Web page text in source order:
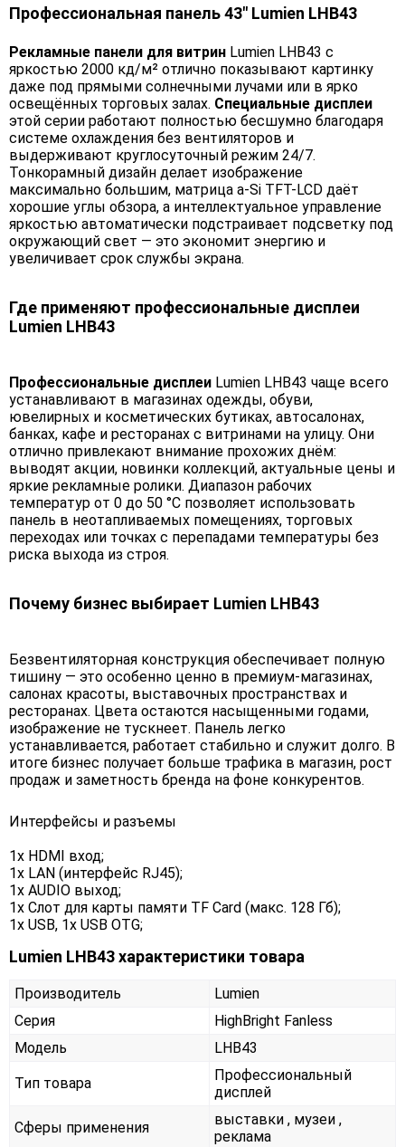
Профессиональная панель 43" Lumien LHB43
Рекламные панели для витрин Lumien LHB43 с
яркостью 2000 кд/м² отлично показывают картинку
даже под прямыми солнечными лучами или в ярко
освещённых торговых залах. Специальные дисплеи
этой серии работают полностью бесшумно благодаря
системе охлаждения без вентиляторов и
выдерживают круглосуточный режим 24/7.
Тонкорамный дизайн делает изображение
максимально большим, матрица a-Si TFT-LCD даёт
хорошие углы обзора, а интеллектуальное управление
яркостью автоматически подстраивает подсветку под
окружающий свет — это экономит энергию и
увеличивает срок службы экрана.
Где применяют профессиональные дисплеи
Lumien LHB43
Профессиональные дисплеи Lumien LHB43 чаще всего
устанавливают в магазинах одежды, обуви,
ювелирных и косметических бутиках, автосалонах,
банках, кафе и ресторанах с витринами на улицу. Они
отлично привлекают внимание прохожих днём:
выводят акции, новинки коллекций, актуальные цены и
яркие рекламные ролики. Диапазон рабочих
температур от 0 до 50 °C позволяет использовать
панель в неотапливаемых помещениях, торговых
переходах или точках с перепадами температуры без
риска выхода из строя.
Почему бизнес выбирает Lumien LHB43
Безвентиляторная конструкция обеспечивает полную
тишину — это особенно ценно в премиум-магазинах,
салонах красоты, выставочных пространствах и
ресторанах. Цвета остаются насыщенными годами,
изображение не тускнеет. Панель легко
устанавливается, работает стабильно и служит долго. В
итоге бизнес получает больше трафика в магазин, рост
продаж и заметность бренда на фоне конкурентов.
Интерфейсы и разъемы
1x HDMI вход;
1x LAN (интерфейс RJ45);
1x AUDIO выход;
1x Слот для карты памяти TF Card (макс. 128 Гб);
1x USB, 1x USB OTG;
Lumien LHB43 характеристики товара
Производитель
Lumien
Серия
HighBright Fanless
Модель
LHB43
Тип товара
Профессиональный
дисплей
Сферы применения
выставки , музеи ,
реклама